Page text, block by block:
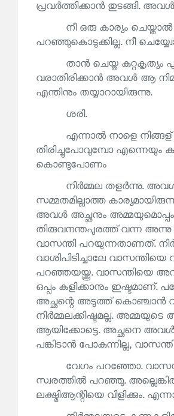
പ്രവർത്തിക്കാൻ തുടങ്ങി.
നീ ഒരു കാര്യം
പറഞ്ഞുകൊടുക്കില്ല. നീ
താൻ ചെയ്ത കുറ്റകൃത്യം
വരാതിരിക്കാൻ അവൾ ആ
എന്തിനും തയ്യാറായിരുന്നു.
ശരി.
എന്നാൽ നാളെ നിങ്ങള്
തിരിച്ചുപോവുമ്പോ എന്നെയും
കൊണ്ടുപോണം
നിർമ്മല തളർന്നു.
സമ്മതമില്ലാത്ത
അവൾ അച്ഛനും അമ്മയുമൊപ്പം
തിരുവനന്തപുരത്ത് വന്ന അന്നു
വാസന്തി പറയുന്നതാണത്.
വാശിപിടിച്ചാലേ വാസന്തിയെ
പറഞ്ഞയയ്ക്കൂ. വാസന്തിയെ
ഒപ്പം കളിക്കാനും ഇഷ്ടമാണ്.
അച്ഛന്റെ അടുത്ത് കൊഞ്ചാൻ
നിർമ്മലക്കിഷ്ടമല്ല.
ആയിക്കോട്ടെ. അച്ഛനെ
പങ്കിടാൻ പോകുന്നില്ല,
വേഗം പറഞ്ഞോ.
സ്വരത്തിൽ പറഞ്ഞു.
ലക്ഷ്മിആന്റിയെ വിളിക്കും.